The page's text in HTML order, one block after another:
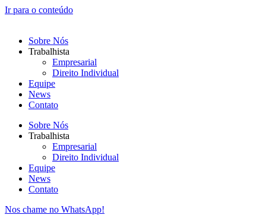
Ir para o conteúdo
Sobre Nós
Trabalhista
Empresarial
Direito Individual
Equipe
News
Contato
Sobre Nós
Trabalhista
Empresarial
Direito Individual
Equipe
News
Contato
Nos chame no WhatsApp!